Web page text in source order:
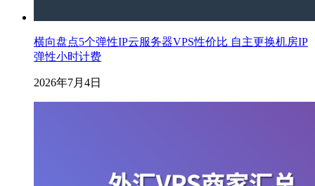
横向盘点5个弹性IP云服务器VPS性价比 自主更换机房IP
弹性小时计费
2026年7月4日